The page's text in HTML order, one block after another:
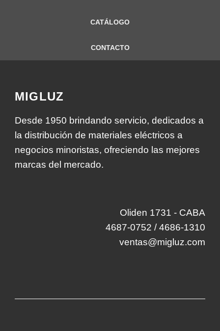
CATÁLOGO
CONTACTO
MIGLUZ
Desde 1950 brindando servicio, dedicados a
la distribución de materiales eléctricos a
negocios minoristas, ofreciendo las mejores
marcas del mercado.
Oliden 1731 - CABA
4687-0752 / 4686-1310
ventas@migluz.com